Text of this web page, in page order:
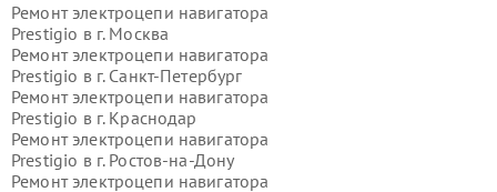
Ремонт электроцепи навигатора
Prestigio в г. Москва
Ремонт электроцепи навигатора
Prestigio в г. Санкт-Петербург
Ремонт электроцепи навигатора
Prestigio в г. Краснодар
Ремонт электроцепи навигатора
Prestigio в г. Ростов-на-Дону
Ремонт электроцепи навигатора